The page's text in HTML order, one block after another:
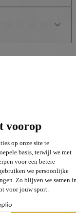
dan 21.000+